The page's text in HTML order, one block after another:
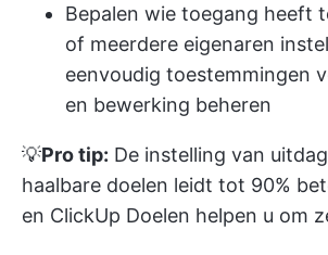
Bepalen wie toegang heeft
of meerdere eigenaren
eenvoudig toestemmingen
en bewerking beheren
💡Pro tip: De instelling van
haalbare doelen leidt tot 90%
en ClickUp Doelen helpen u om